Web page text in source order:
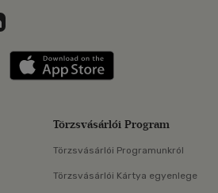
on
Instagramon
Libri a LinkedInen
applikáció Szerezd meg: Google
Törzsvásárlói Program
Törzsvásárlói Programunkról
Törzsvásárlói Kártya egyenlege